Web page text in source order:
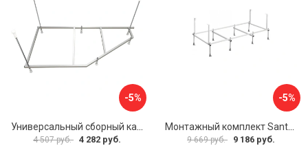
-5%
4 507 руб. 4 282 руб.
-5%
9 669 руб. 9 186 руб.